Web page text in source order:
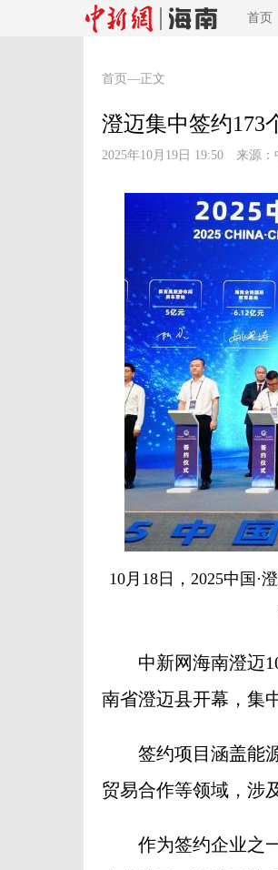
首页
首页 —正文
澄迈集中签约173
2025年10月19日 19:50 来源：
10月18日，2025中国·
中新网海南澄迈10
南省澄迈县开幕，集
签约项目涵盖能源
贸易合作等领域，涉
作为签约企业之一